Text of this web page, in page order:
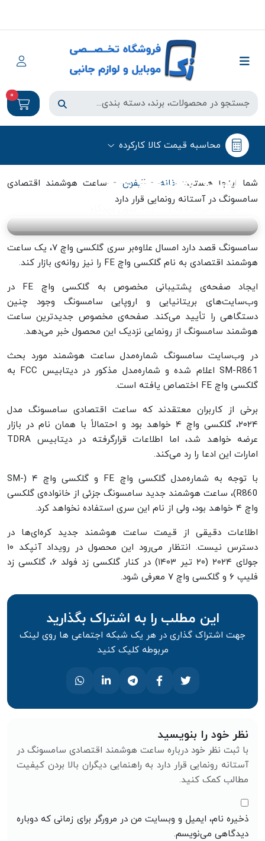
0
محاسبه قیمت کالا کارکرده
شما اینجا هستید: خانه-آیفون-ساعت هوشمند اقتصادی
سامسونگ در آستانه رونمایی قرار دارد
آیفون، سامسونگ واچ
ساعت هوشمند اقتصادی سامسونگ در
آستانه رونمایی قرار دارد
بدون دیدگاه
سامسونگ قصد دارد امسال علاوه‌بر سری گلکسی واچ ۷، یک ساعت
هوشمند اقتصادی به‌ نام گلکسی واچ FE را نیز روانه‌ی بازار کند.
ایجاد صفحه‌ی پشتیبانی مخصوص به گلکسی واچ FE در
وب‌سایت‌های بریتانیایی و اروپایی سامسونگ وجود چنین
دستگاهی را تأیید می‌کند. صفحه‌ی مخصوص جدیدترین ساعت
هوشمند سامسونگ از رونمایی نزدیک این محصول خبر می‌دهد.
در وب‌سایت سامسونگ شماره‌مدل ساعت هوشمند مورد بحث
SM-R861 اعلام شده و شماره‌مدل مذکور در دیتابیس FCC به
گلکسی واچ FE اختصاص یافته است.
برخی از کاربران معتقدند که ساعت اقتصادی سامسونگ مدل
۲۰۲۴، گلکسی واچ ۴ خواهد بود و احتمالاً با همان نام در بازار
عرضه خواهد شد، اما اطلاعات قرارگرفته در دیتابیس TDRA
امارات این ادعا را رد می‌کند.
با توجه به شماره‌مدل گلکسی واچ FE و گلکسی واچ ۴ (SM-
R860)، ساعت هوشمند جدید سامسونگ جزئی از خانواده‌ی گلکسی
واچ ۴ خواهد بود، ولی از نام این سری استفاده نخواهد کرد.
اطلاعات دقیقی از قیمت ساعت هوشمند جدید کره‌ای‌ها در
دسترس نیست. انتظار می‌رود این محصول در رویداد آنپکد ۱۰
جولای ۲۰۲۴ (۲۰ تیر ۱۴۰۳) در کنار گلکسی زد فولد ۶، گلکسی زد
فلیپ ۶ و گلکسی واچ ۷ معرفی شود.
این مطلب را به اشتراک بگذارید
جهت اشتراک گذاری در هر یک شبکه اجتماعی ها روی لینک
مربوطه کلیک کنید
نظر خود را بنویسید
با ثبت نظر خود درباره ساعت هوشمند اقتصادی سامسونگ در
آستانه رونمایی قرار دارد به راهنمایی دیگران بالا بردن کیفیت
مطالب کمک کنید.
ذخیره نام، ایمیل و وبسایت من در مرورگر برای زمانی که دوباره
دیدگاهی می‌نویسم.